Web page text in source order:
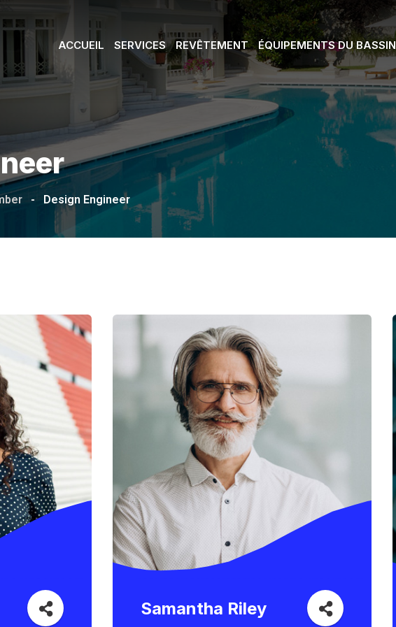
ACCUEIL SERVICES REVÊTEMENT ÉQUIPEMENTS DU BASSIN
- Design Engineer
Samantha Riley